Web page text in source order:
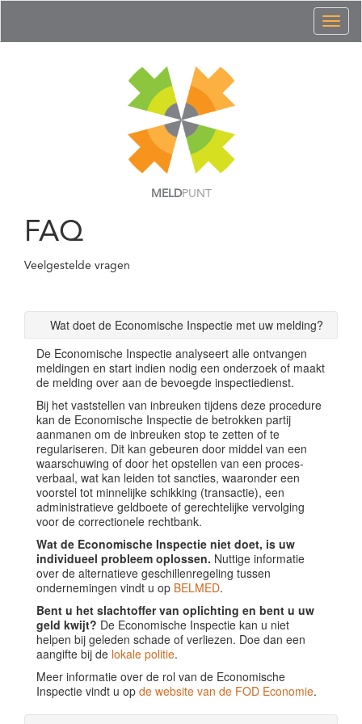
MELDPUNT
FAQ
Veelgestelde vragen
Wat doet de Economische Inspectie met uw melding?
De Economische Inspectie analyseert alle ontvangen
meldingen en start indien nodig een onderzoek of maakt
de melding over aan de bevoegde inspectiedienst.
Bij het vaststellen van inbreuken tijdens deze procedure
kan de Economische Inspectie de betrokken partij
aanmanen om de inbreuken stop te zetten of te
regulariseren. Dit kan gebeuren door middel van een
waarschuwing of door het opstellen van een proces-
verbaal, wat kan leiden tot sancties, waaronder een
voorstel tot minnelijke schikking (transactie), een
administratieve geldboete of gerechtelijke vervolging
voor de correctionele rechtbank.
Wat de Economische Inspectie niet doet, is uw
individueel probleem oplossen. Nuttige informatie
over de alternatieve geschillenregeling tussen
ondernemingen vindt u op BELMED.
Bent u het slachtoffer van oplichting en bent u uw
geld kwijt? De Economische Inspectie kan u niet
helpen bij geleden schade of verliezen. Doe dan een
aangifte bij de lokale politie.
Meer informatie over de rol van de Economische
Inspectie vindt u op de website van de FOD Economie.